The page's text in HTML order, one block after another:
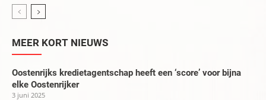
MEER KORT NIEUWS
Oostenrijks kredietagentschap heeft een ‘score’ voor bijna
elke Oostenrijker
3 juni 2025